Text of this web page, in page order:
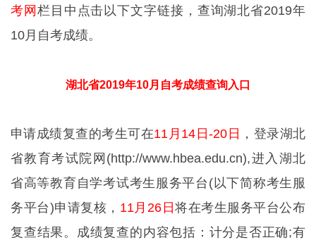
考网 栏目中点击以下文字链接，查询湖北省2019年
10月自考成绩。
湖北省2019年10月自考成绩查询入口
申请成绩复查的考生可在11月14日-20日 ，登录湖北
省教育考试院网(http://www.hbea.edu.cn),进入湖北
省高等教育自学考试考生服务平台(以下简称考生服
务平台)申请复核， 11月26日将在考生服务平台公布
复查结果。成绩复查的内容包括：计分是否正确;有